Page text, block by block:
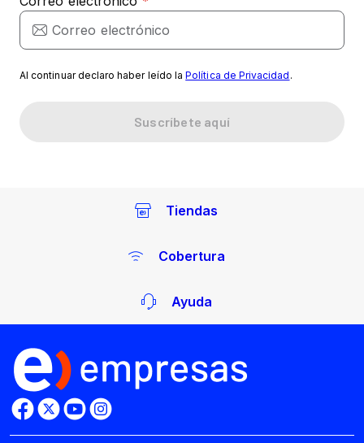
Al continuar declaro haber leído laPolítica de Privacidad .
Tiendas
Cobertura
Ayuda